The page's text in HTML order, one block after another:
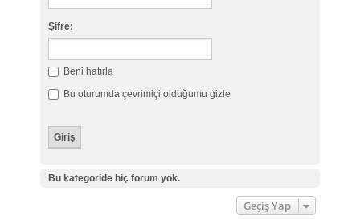
Şifre:
Beni hatırla
Bu oturumda çevrimiçi olduğumu gizle
Bu kategoride hiç forum yok.
Geçiş Yap